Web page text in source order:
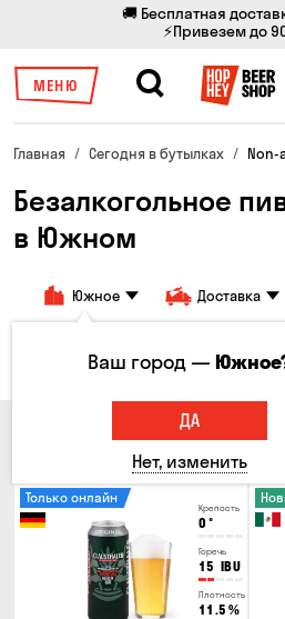
🚚 Бесплатная
⚡Привезем до
МЕНЮ
Главная Сегодня в бутылках Non-
Безалкогольное
в Южном
Южное Доставка
Все товары Пиво Сидр
Крепость
0 °
Горечь
15 IBU
Плотность
11.5 %
Только онлайн
Ваш город —
ДА
Нет, изменить